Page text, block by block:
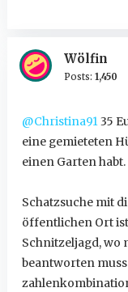
Wölfin
Posts: 1,450
@Christina9135
eine gemieteten
einen Garten habt.
Schatzsuche mit
öffentlichen Ort
Schnitzeljagd, wo
beantworten